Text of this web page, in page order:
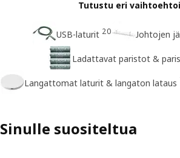
Tutustu eri
USB-laturit 20 Johtojen
Ladattavat paristot &
Langattomat laturit & langaton lataus
Sinulle suositeltua